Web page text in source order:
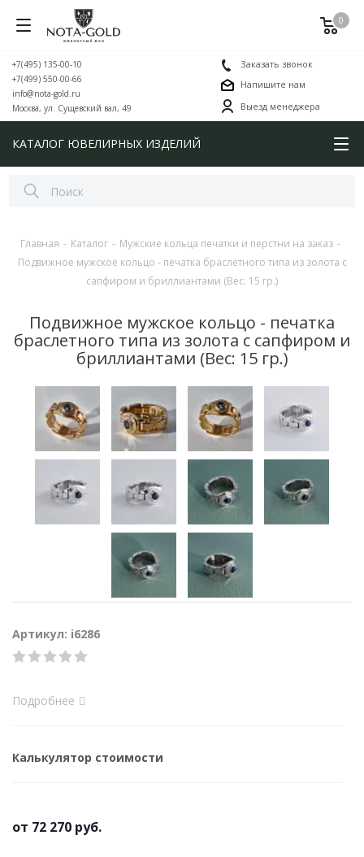
0
+7(495) 135-00-10
+7(499) 550-00-66
info@nota-gold.ru
Москва, ул. Сущевский вал, 49
Заказать звонок
Напишите нам
Выезд менеджера
КАТАЛОГ ЮВЕЛИРНЫХ ИЗДЕЛИЙ
Главная - Каталог - Мужские кольца печатки и перстни на заказ -
Подвижное мужское кольцо - печатка браслетного типа из золота с
сапфиром и бриллиантами (Вес: 15 гр.)
Подвижное мужское кольцо - печатка
браслетного типа из золота с сапфиром и
бриллиантами (Вес: 15 гр.)
Артикул: i6286
Подробнее
Калькулятор стоимости
от 72 270 руб.